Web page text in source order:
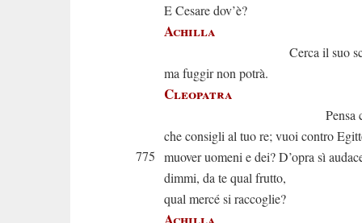
E Cesare dov’è?
Achilla
Cerca il suo
ma fuggir non potrà.
Cleopatra
Pensa che
che consigli al tuo re; vuoi contro
775 muover uomeni e dei? D’opra sì
dimmi, da te qual frutto,
qual mercé si raccoglie?